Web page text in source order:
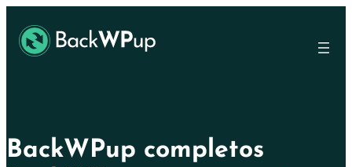
contenido
content
BackWPup completos